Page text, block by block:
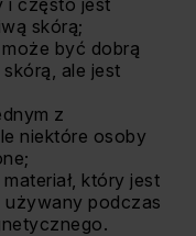
i często jest
skórą;
być dobrą
ale jest
z
niektóre osoby
który jest
używany podczas